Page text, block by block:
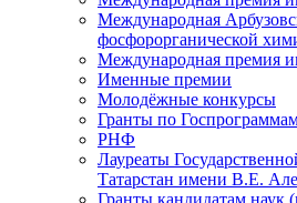
Международная
фосфорорганической
Международная премия
Именные премии
Молодёжные конкурсы
Гранты по
РНФ
Лауреаты
Татарстан имени В.Е.
Гранты кандидатам наук